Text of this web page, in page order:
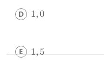
1,0
1, 5